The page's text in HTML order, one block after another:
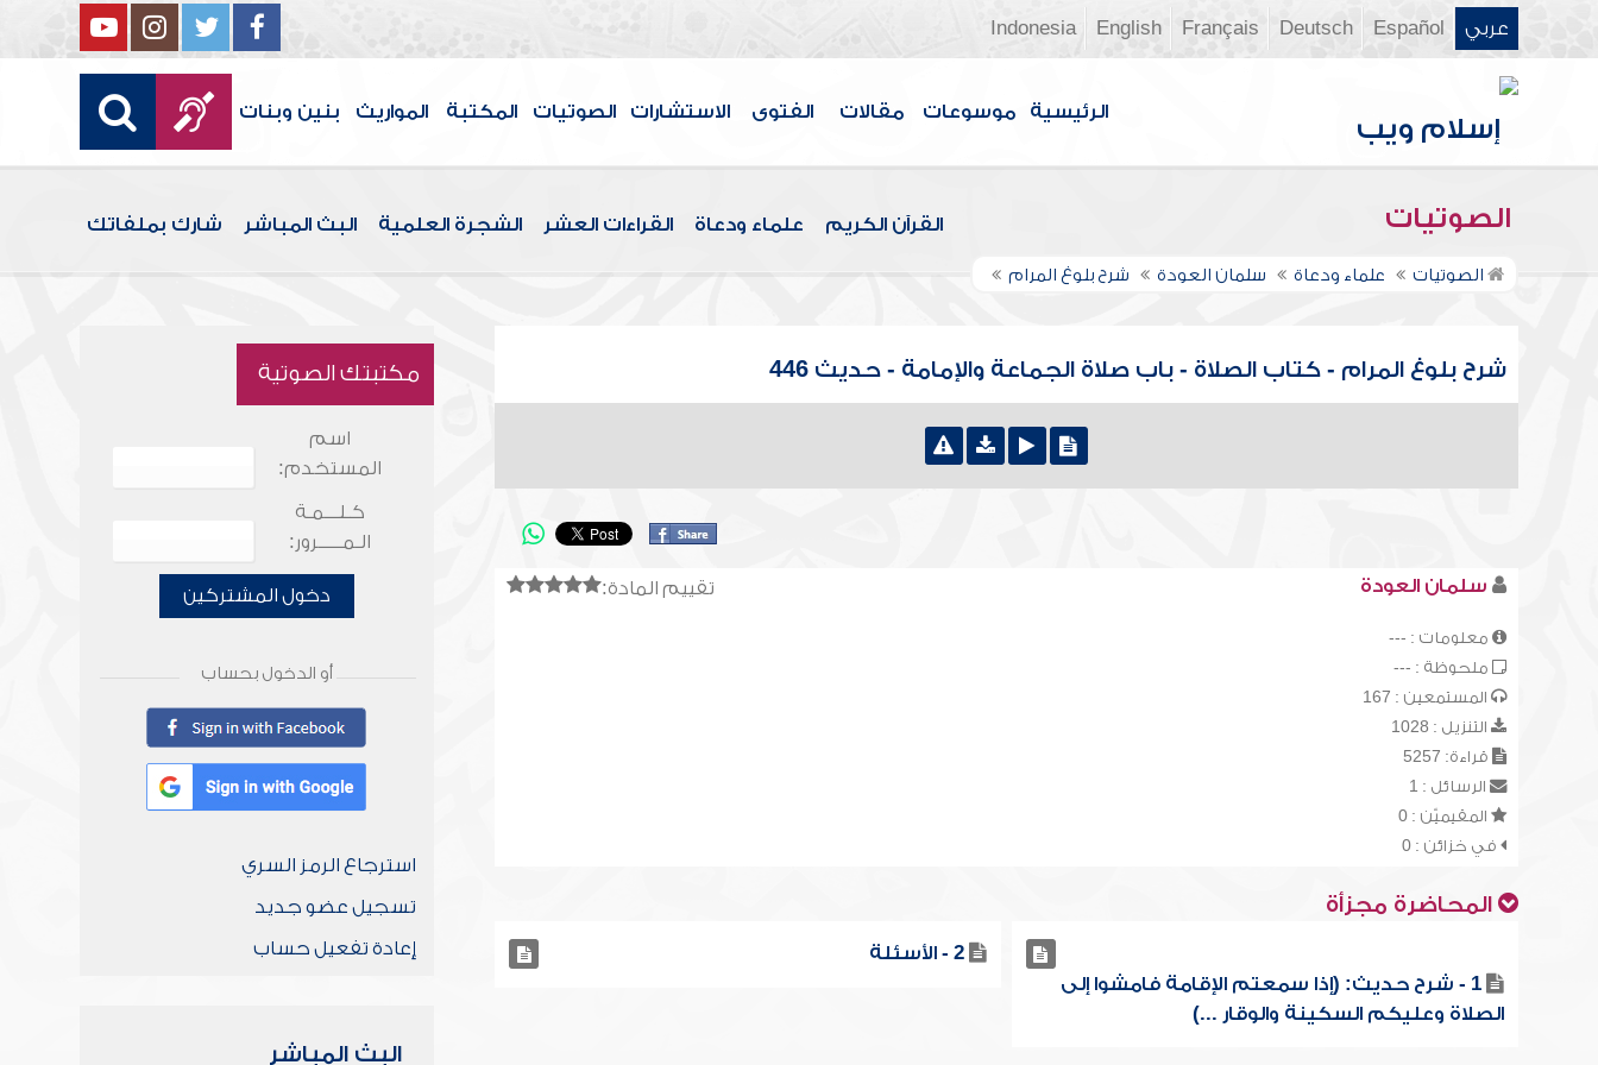
عربي Español
Deutsch
Français
English
Indonesia
الرئيسية موسوعات مقالات الفتوى الاستشارات الصوتيات المكتبة المواريث بنين وبنات
الصوتيات القرآن الكريم علماء ودعاة القراءات العشر الشجرة العلمية البث المباشر شارك بملفاتك
الصوتيات علماء ودعاة سلمان العودة شرح بلوغ المرام
شرح بلوغ المرام - كتاب الصلاة - باب صلاة الجماعة والإمامة - حديث 446
تقييم المادة: سلمان العودة
معلومات : ---
ملحوظة : ---
المستمعين : 167
التنزيل : 1028
قراءة: 5257
الرسائل : 1
المقيميّن : 0
في خزائن : 0
المحاضرة مجزأة
1 - شرح حديث: (إذا سمعتم الإقامة فامشوا إلى
الصلاة وعليكم السكينة والوقار ...)
2 - الأسئلة
مكتبتك الصوتية
اسم
المستخدم:
كـلـــمـة
الـمـــــرور:
دخول المشتركين
أو الدخول بحساب
استرجاع الرمز السري
تسجيل عضو جديد
إعادة تفعيل حساب
البث المباشر